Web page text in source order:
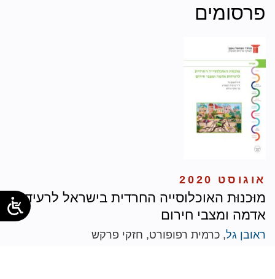
פרסומים
אוגוסט 2020
מוּכנוּת האוכלוסייה החרדית בישראל לרעידות
אדמה ומצבי חירום
ראובן גל, כרמית רפופורט, חזקי פרקש